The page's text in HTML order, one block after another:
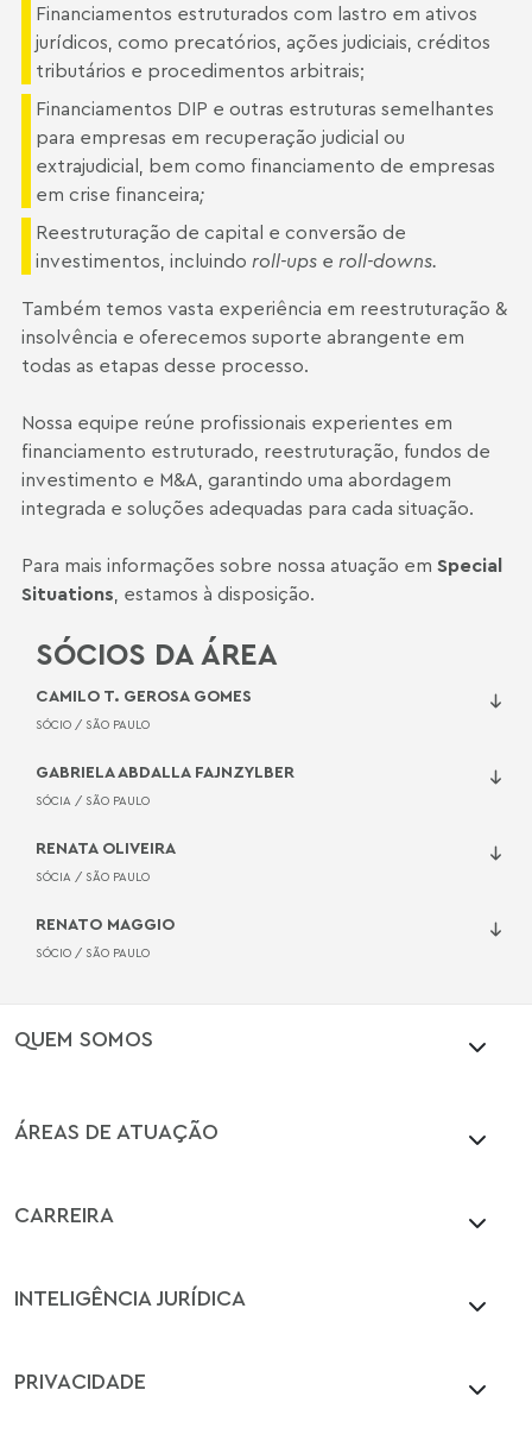
Financiamentos estruturados com lastro em ativos
jurídicos, como precatórios, ações judiciais, créditos
tributários e procedimentos arbitrais;
Financiamentos DIP e outras estruturas semelhantes
para empresas em recuperação judicial ou
extrajudicial, bem como financiamento de empresas
em crise financeira;
Reestruturação de capital e conversão de
investimentos, incluindo roll-ups e roll-downs.
Também temos vasta experiência em reestruturação &
insolvência e oferecemos suporte abrangente em
todas as etapas desse processo.
Nossa equipe reúne profissionais experientes em
financiamento estruturado, reestruturação, fundos de
investimento e M&A, garantindo uma abordagem
integrada e soluções adequadas para cada situação.
Para mais informações sobre nossa atuação em Special
Situations, estamos à disposição.
SÓCIOS DA ÁREA
CAMILO T. GEROSA GOMES
SÓCIO / SÃO PAULO
GABRIELA ABDALLA FAJNZYLBER
SÓCIA / SÃO PAULO
RENATA OLIVEIRA
SÓCIA / SÃO PAULO
RENATO MAGGIO
SÓCIO / SÃO PAULO
QUEM SOMOS
ÁREAS DE ATUAÇÃO
CARREIRA
INTELIGÊNCIA JURÍDICA
PRIVACIDADE